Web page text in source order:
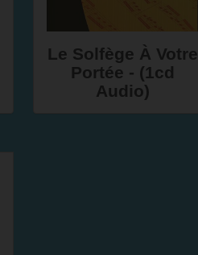
Le Solfège À Votre
Portée - (1cd
Audio)